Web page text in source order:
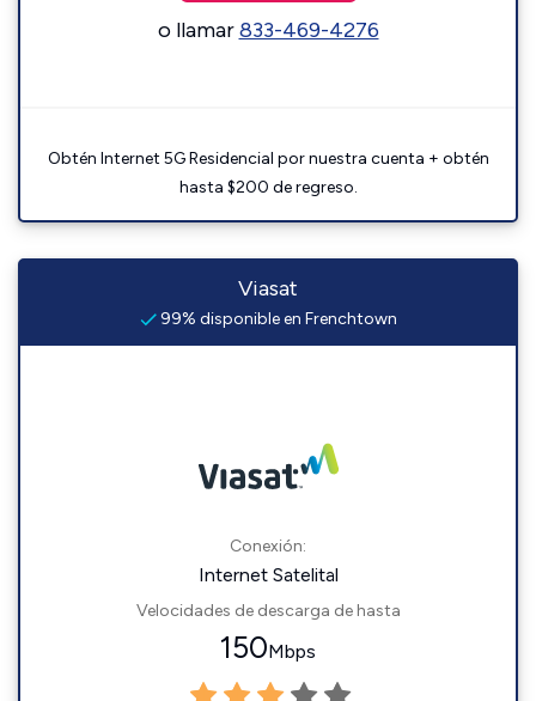
o llamar833-469-4276
Obtén Internet 5G Residencial por nuestra cuenta + obtén
hasta $200 de regreso.
Viasat
99% disponible en Frenchtown
Conexión:
Internet Satelital
Velocidades de descarga de hasta
150Mbps